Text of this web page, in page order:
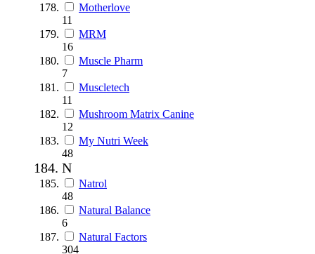
Motherlove
11
MRM
16
Muscle Pharm
7
Muscletech
11
Mushroom Matrix Canine
12
My Nutri Week
48
N
Natrol
48
Natural Balance
6
Natural Factors
304